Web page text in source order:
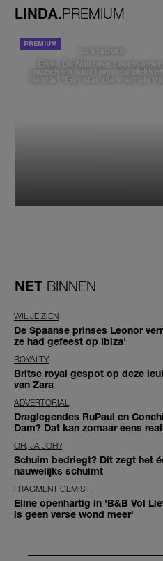
LINDA.PREMIUM
DE STAD VAN
Elske DeWall over Leeuwarden,
muziek en haar favoriete plekken
de stad: 'Een stad die voelt als
NET BINNEN
WIL JE ZIEN
De Spaanse prinses Leonor
ze had gefeest op Ibiza'
ROYALTY
Britse royal gespot op deze
van Zara
ADVERTORIAL
Draglegendes RuPaul en
Dam? Dat kan zomaar eens
OH, JA JOH?
Schuim bedriegt? Dit zegt het
nauwelijks schuimt
FRAGMENT GEMIST
Eline openhartig in 'B&B Vol
is geen verse wond meer'